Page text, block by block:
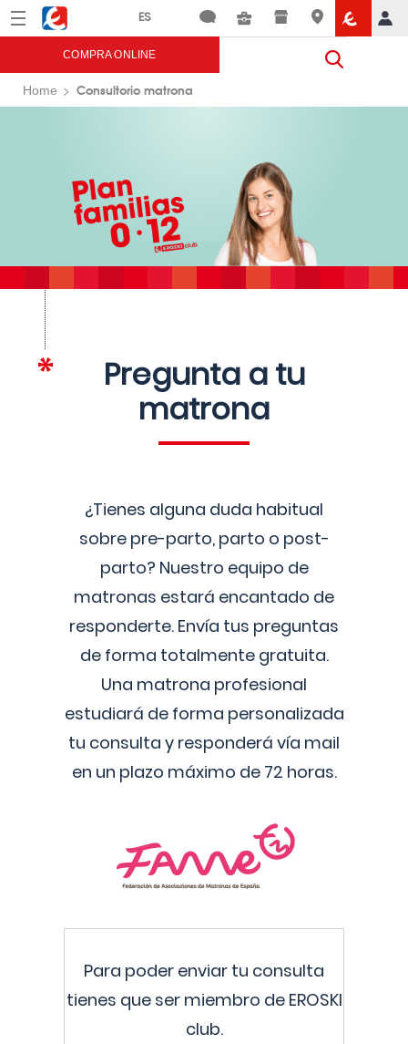
Menú Eroski
COMPRA ONLINE
Home Consultorio matrona
Pregunta a tu
matrona
¿Tienes alguna duda habitual
sobre pre-parto, parto o post-
parto? Nuestro equipo de
matronas estará encantado de
responderte. Envía tus preguntas
de forma totalmente gratuita.
Una matrona profesional
estudiará de forma personalizada
tu consulta y responderá vía mail
en un plazo máximo de 72 horas.
Para poder enviar tu consulta
tienes que ser miembro de EROSKI
club.